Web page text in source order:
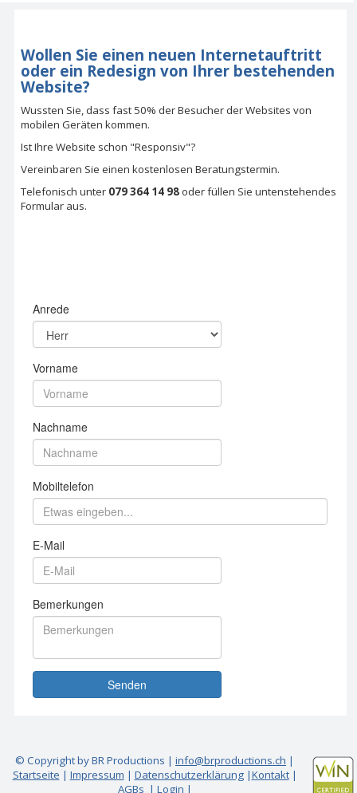
Wollen Sie einen neuen Internetauftritt
oder ein Redesign von Ihrer bestehenden
Website?
Wussten Sie, dass fast 50% der Besucher der Websites von
mobilen Geräten kommen.
Ist Ihre Website schon "Responsiv"?
Vereinbaren Sie einen kostenlosen Beratungstermin.
Telefonisch unter 079 364 14 98oder füllen Sie untenstehendes
Formular aus.
© Copyright by BR Productions | info@brproductions.ch |
Startseite | Impressum | Datenschutzerklärung|Kontakt|
AGBs | Login |